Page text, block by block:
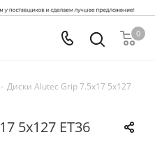
0
- Диски Alutec Grip 7.5x17 5x127
5x127 ET36